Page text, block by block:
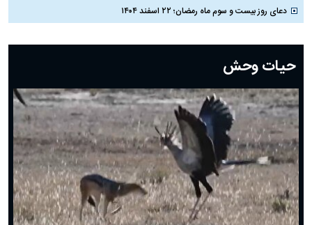
دعای روز بیست و سوم ماه رمضان؛ ۲۲ اسفند ۱۴۰۴
دعای روز بیستم ماه رمضان؛ ۱۹ اسفند ۱۴۰۴
دعای روز هشتم ماه مبارک رمضان؛ ۷ اسفند ماه ۱۴۰۴
دعای روز هفتم ماه رمضان؛ ۶ اسفند ۱۴۰۴
دعای روز ششم ماه رمضان؛ ۵ اسفند ۱۴۰۴
دعای روز پنجم ماه رمضان؛ ۴ اسفند ۱۴۰۴
دعای روز چهارم ماه مبارک رمضان؛ ۳ اسفند ۱۴۰۴
دعای روز سوم ماه مبارک رمضان؛ ۱۴ اسفند ۱۴۰۴
دعای روز دوم ماه مبارک رمضان ۱ اسفند ماه ۱۴۰۴
دعای روز اول ماه مبارک رمضان، ۳۰ بهمن ۱۴۰۴
حضرت زینب(س) چگونه از دنیا رفت؟
حیات وحش